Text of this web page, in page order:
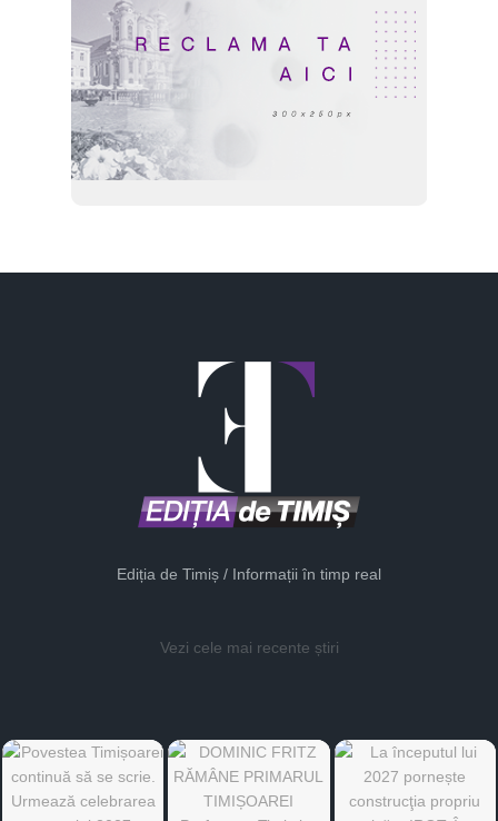
Ediția de Timiș / Informații în timp real
Vezi cele mai recente știri